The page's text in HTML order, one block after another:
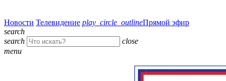
Новости Телевидение play_circle_outlineПрямой эфир
search
search
close
menu